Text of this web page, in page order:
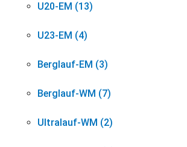
U20-EM (13)
U23-EM (4)
Berglauf-EM (3)
Berglauf-WM (7)
Ultralauf-WM (2)